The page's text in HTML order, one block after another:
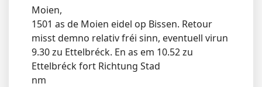
Moien,
1501 as de Moien eidel op Bissen. Retour
misst demno relativ fréi sinn, eventuell virun
9.30 zu Ettelbréck. En as em 10.52 zu
Ettelbréck fort Richtung Stad
nm